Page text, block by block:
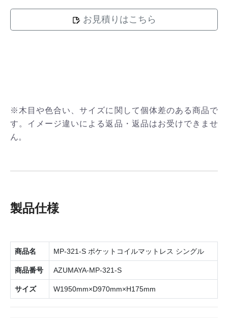
お見積りはこちら
※木目や色合い、サイズに関して個体差のある商品で
す。イメージ違いによる返品・返品はお受けできませ
ん。
製品仕様
商品名 MP-321-S ポケットコイルマットレス シングル
商品番号 AZUMAYA-MP-321-S
サイズ W1950mm×D970mm×H175mm